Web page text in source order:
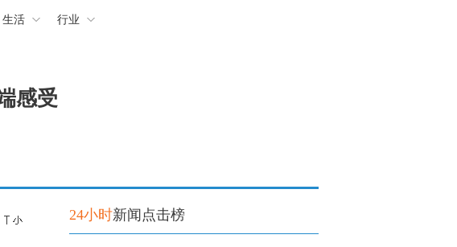
生活 行业
感受
24小时新闻点击榜